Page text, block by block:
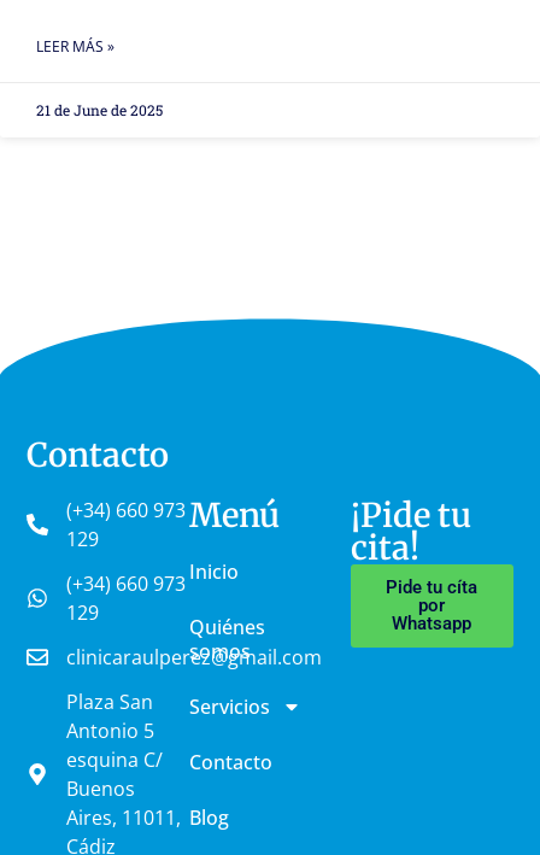
LEER MÁS »
21 de June de 2025
Contacto
(+34) 660 973
129
(+34) 660 973
129
clinicaraulperez@gmail.com
Plaza San
Antonio 5
esquina C/
Buenos
Aires, 11011,
Cádiz
Menú
Inicio
Quiénes
somos
Servicios
Contacto
Blog
¡Pide tu
cita!
Pide tu cíta
por
Whatsapp